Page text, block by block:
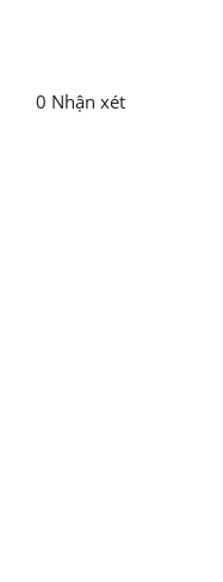
0 Nhận xét